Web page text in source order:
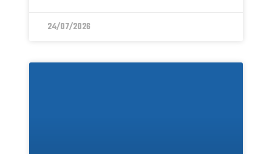
24/07/2026